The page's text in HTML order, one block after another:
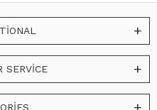
SERVİCE